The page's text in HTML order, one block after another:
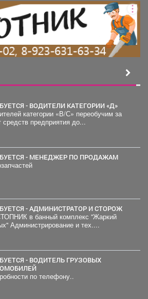
- ВОДИТЕЛИ КАТЕГОРИИ «Д»
категории «В/С» переобучим за
средств предприятия до...
- МЕНЕДЖЕР ПО ПРОДАЖАМ
- АДМИНИСТРАТОР И СТОРОЖ
в банный комплекс "Жаркий
Администрирование и тех....
по телефону..